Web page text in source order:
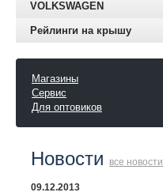
VOLKSWAGEN
Рейлинги на крышу
Магазины
Сервис
Для оптовиков
Новости все новости
09.12.2013